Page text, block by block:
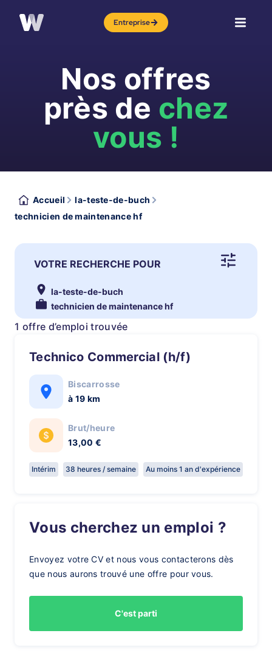
Entreprise
Nos offres
près de chez
vous !
Accueil
la-teste-de-buch
technicien de maintenance hf
VOTRE RECHERCHE POUR
la-teste-de-buch
technicien de maintenance hf
1 offre d’emploi trouvée
Technico Commercial (h/f)
Biscarrosse
à 19 km
Brut/heure
13,00 €
Intérim 38 heures / semaine Au moins 1 an d'expérience
Vous cherchez un emploi ?
Envoyez votre CV et nous vous contacterons dès
que nous aurons trouvé une offre pour vous.
C'est parti